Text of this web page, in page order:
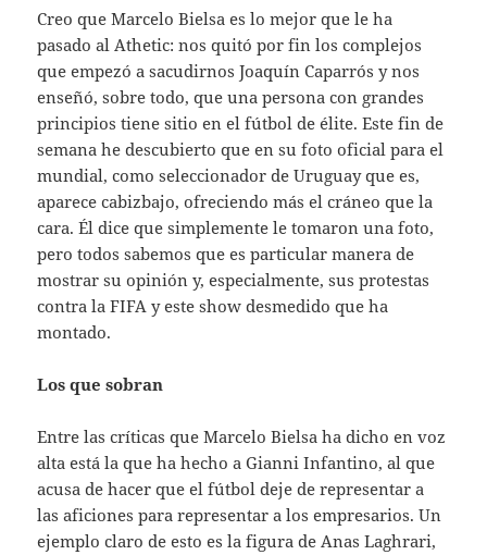
Creo que Marcelo Bielsa es lo mejor que le ha
pasado al Athetic: nos quitó por fin los complejos
que empezó a sacudirnos Joaquín Caparrós y nos
enseñó, sobre todo, que una persona con grandes
principios tiene sitio en el fútbol de élite. Este fin de
semana he descubierto que en su foto oficial para el
mundial, como seleccionador de Uruguay que es,
aparece cabizbajo, ofreciendo más el cráneo que la
cara. Él dice que simplemente le tomaron una foto,
pero todos sabemos que es particular manera de
mostrar su opinión y, especialmente, sus protestas
contra la FIFA y este show desmedido que ha
montado.
Los que sobran
Entre las críticas que Marcelo Bielsa ha dicho en voz
alta está la que ha hecho a Gianni Infantino, al que
acusa de hacer que el fútbol deje de representar a
las aficiones para representar a los empresarios. Un
ejemplo claro de esto es la figura de Anas Laghrari,